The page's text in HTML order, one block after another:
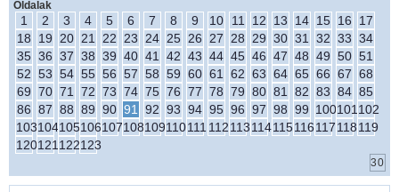
Oldalak
1 2 3 4 5 6 7 8 9 10 11 12 13 14 15 16
17
18
19 20 21 22 23 24 25 26 27 28 29 30 31 32 33 34
35 36 37 38 39 40 41 42 43 44 45 46 47 48 49 50 51
52 53 54 55 56 57 58 59 60 61 62 63 64 65 66 67 68
69 70 71 72 73 74 75 76 77 78 79 80 81 82 83 84 85
86 87 88 89 90 91 92 93 94 95 96 97 98 99 100101 102
103104105106107108109110111 112113114115116117118119
120121 122123